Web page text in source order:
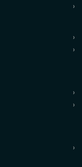
›
›
›
›
›
›